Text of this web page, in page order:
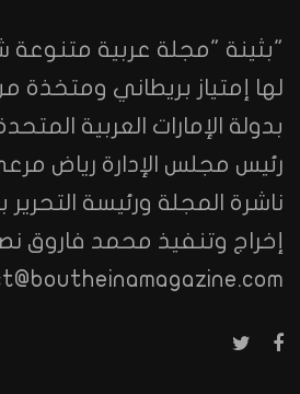
"بثينة "مجلة عربية متنوعة
لها إمتياز بريطاني ومتخذة
بدولة الإمارات العربية
رئيس مجلس الإدارة رياض
ناشرة المجلة ورئيسة التحرير
إخراج وتنفيذ محمد فاروق